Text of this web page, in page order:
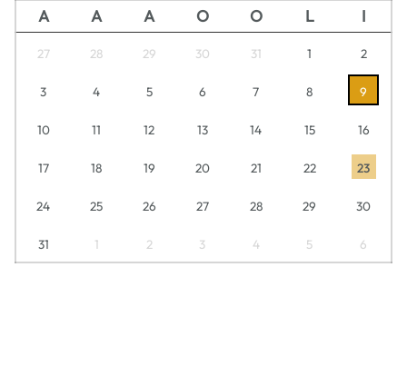
A A A O O L I
27 28 29 30 31 1 2
3 4 5 6 7 8 9
10 11 12 13 14 15 16
17 18 19 20 21 22 23
24 25 26 27 28 29 30
31 1 2 3 4 5 6